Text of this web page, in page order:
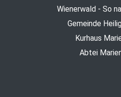
Wienerwald - So
Gemeinde
Kurhaus
Abtei